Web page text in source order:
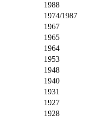
1988
1974/1987
1967
1965
1964
1953
1948
1940
1931
1927
1928